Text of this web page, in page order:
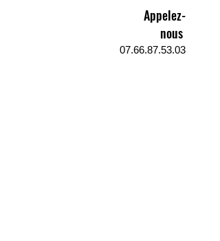
Appelez-
nous
07.66.87.53.03